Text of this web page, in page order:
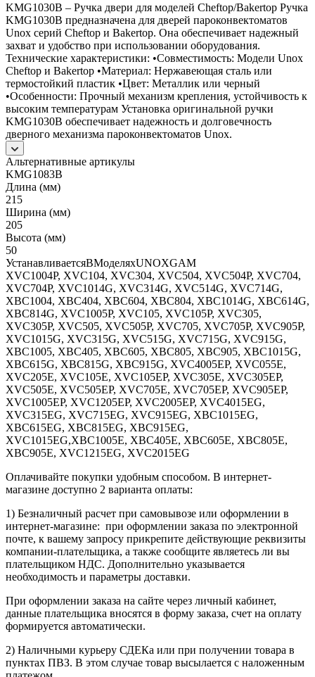
KMG1030B – Ручка двери для моделей Cheftop/Bakertop Ручка
KMG1030B предназначена для дверей пароконвектоматов
Unox серий Cheftop и Bakertop. Она обеспечивает надежный
захват и удобство при использовании оборудования.
Технические характеристики: •Совместимость: Модели Unox
Cheftop и Bakertop •Материал: Нержавеющая сталь или
термостойкий пластик •Цвет: Металлик или черный
•Особенности: Прочный механизм крепления, устойчивость к
высоким температурам Установка оригинальной ручки
KMG1030B обеспечивает надежность и долговечность
дверного механизма пароконвектоматов Unox.
Альтернативные артикулы
KMG1083B
Длина (мм)
215
Ширина (мм)
205
Высота (мм)
50
УстанавливаетсяВМоделяхUNOXGAM
XVC1004P, XVC104, XVC304, XVC504, XVC504P, XVC704,
XVC704P, XVC1014G, XVC314G, XVC514G, XVC714G,
XBC1004, XBC404, XBC604, XBC804, XBC1014G, XBC614G,
XBC814G, XVC1005P, XVC105, XVC105P, XVC305,
XVC305P, XVC505, XVC505P, XVC705, XVC705P, XVC905P,
XVC1015G, XVC315G, XVC515G, XVC715G, XVC915G,
XBC1005, XBC405, XBC605, XBC805, XBC905, XBC1015G,
XBC615G, XBC815G, XBC915G, XVC4005EP, XVC055E,
XVC205E, XVC105E, XVC105EP, XVC305E, XVC305EP,
XVC505E, XVC505EP, XVC705E, XVC705EP, XVC905EP,
XVC1005EP, XVC1205EP, XVC2005EP, XVC4015EG,
XVC315EG, XVC715EG, XVC915EG, XBC1015EG,
XBC615EG, XBC815EG, XBC915EG,
XVC1015EG,XBC1005E, XBC405E, XBC605E, XBC805E,
XBC905E, XVC1215EG, XVC2015EG
Оплачивайте покупки удобным способом. В интернет-
магазине доступно 2 варианта оплаты:
1) Безналичный расчет при самовывозе или оформлении в
интернет-магазине: при оформлении заказа по электронной
почте, к вашему запросу прикрепите действующие реквизиты
компании-плательщика, а также сообщите являетесь ли вы
плательщиком НДС. Дополнительно указывается
необходимость и параметры доставки.
При оформлении заказа на сайте через личный кабинет,
данные плательщика вносятся в форму заказа, счет на оплату
формируется автоматически.
2) Наличными курьеру СДЕКа или при получении товара в
пунктах ПВЗ. В этом случае товар высылается с наложенным